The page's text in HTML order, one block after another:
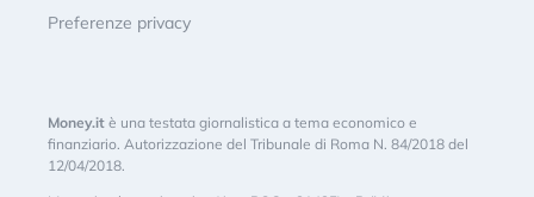
Preferenze privacy
Money.it è una testata giornalistica a tema economico e
finanziario. Autorizzazione del Tribunale di Roma N. 84/2018 del
12/04/2018.